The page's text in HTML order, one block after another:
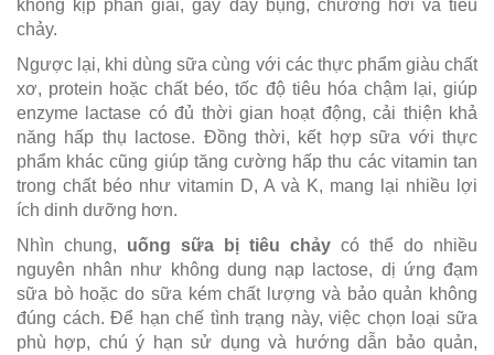
không kịp phân giải, gây đầy bụng, chướng hơi và tiêu
chảy.
Ngược lại, khi dùng sữa cùng với các thực phẩm giàu chất
xơ, protein hoặc chất béo, tốc độ tiêu hóa chậm lại, giúp
enzyme lactase có đủ thời gian hoạt động, cải thiện khả
năng hấp thụ lactose. Đồng thời, kết hợp sữa với thực
phẩm khác cũng giúp tăng cường hấp thu các vitamin tan
trong chất béo như vitamin D, A và K, mang lại nhiều lợi
ích dinh dưỡng hơn.
Nhìn chung, uống sữa bị tiêu chảy có thể do nhiều
nguyên nhân như không dung nạp lactose, dị ứng đạm
sữa bò hoặc do sữa kém chất lượng và bảo quản không
đúng cách. Để hạn chế tình trạng này, việc chọn loại sữa
phù hợp, chú ý hạn sử dụng và hướng dẫn bảo quản,